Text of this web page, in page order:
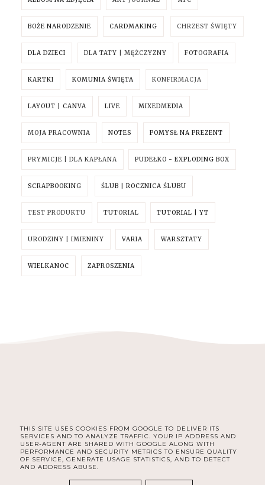
BOŻE NARODZENIE CARDMAKING CHRZEST ŚWIĘTY
DLA DZIECI DLA TATY | MĘŻCZYZNY FOTOGRAFIA
KARTKI KOMUNIA ŚWIĘTA KONFIRMACJA
LAYOUT | CANVA LIVE MIXEDMEDIA
MOJA PRACOWNIA NOTES POMYSŁ NA PREZENT
PRYMICJE | DLA KAPŁANA PUDEŁKO - EXPLODING BOX
SCRAPBOOKING ŚLUB | ROCZNICA ŚLUBU
TEST PRODUKTU TUTORIAL TUTORIAL | YT
URODZINY | IMIENINY VARIA WARSZTATY
WIELKANOC ZAPROSZENIA
FACEBOOK INSTAGRAM PINTEREST
COPYRIGHT ©MAGISART - ŻYCIE Z PASJĄ
THIS SITE USES COOKIES FROM GOOGLE TO DELIVER ITS
SERVICES AND TO ANALYZE TRAFFIC. YOUR IP ADDRESS AND
USER-AGENT ARE SHARED WITH GOOGLE ALONG WITH
PERFORMANCE AND SECURITY METRICS TO ENSURE QUALITY
OF SERVICE, GENERATE USAGE STATISTICS, AND TO DETECT
AND ADDRESS ABUSE.